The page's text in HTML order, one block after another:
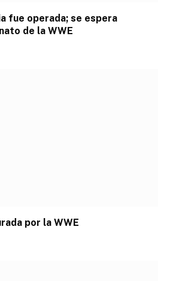
fue operada; se espera
de la WWE
por la WWE